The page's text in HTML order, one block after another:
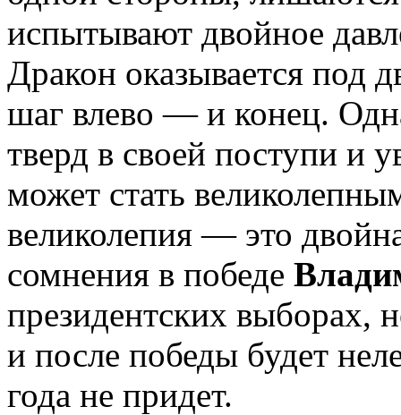
испытывают двойное
Дракон оказывается под
шаг влево — и конец.
тверд в своей поступи и
может стать
великолепия — это
сомнения в победе
президентских выборах,
и после победы будет
года не придет.